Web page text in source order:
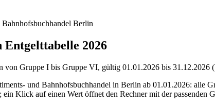
Berlin
2026
von Gruppe I bis Gruppe VI, gültig 01.01.2026 bis 31.12.2026
und Bahnhofsbuchhandel in Berlin ab 01.01.2026: alle
ein Klick auf einen Wert öffnet den Rechner mit der passenden